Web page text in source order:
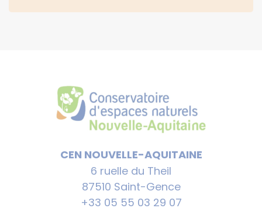
CEN NOUVELLE-AQUITAINE
6 ruelle du Theil
87510 Saint-Gence
+33 05 55 03 29 07